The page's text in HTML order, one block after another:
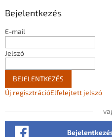
Bejelentkezés
E-mail
Jelszó
BEJELENTKEZÉS
Új regisztrációElfelejtett jelszó